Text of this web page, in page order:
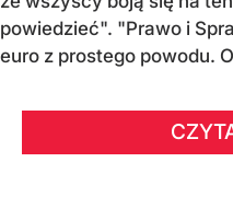
powiedzieć". "Prawo i
euro z prostego powodu.